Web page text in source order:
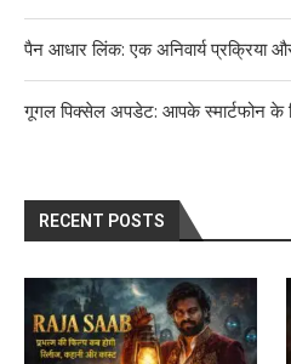
पैन आधार लिंक: एक अनिवार्य प्रक्रिया
गूगल पिक्सेल अपडेट: आपके स्मार्टफोन के
RECENT POSTS